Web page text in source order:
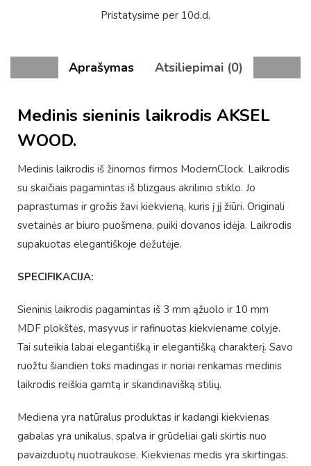
Pristatysime per 10d.d.
Aprašymas Atsiliepimai (0)
Medinis sieninis laikrodis AKSEL
WOOD.
Medinis laikrodis iš žinomos firmos ModernClock. Laikrodis
su skaičiais pagamintas iš blizgaus akrilinio stiklo. Jo
paprastumas ir grožis žavi kiekvieną, kuris į jį žiūri. Originali
svetainės ar biuro puošmena, puiki dovanos idėja. Laikrodis
supakuotas elegantiškoje dėžutėje.
SPECIFIKACIJA:
Sieninis laikrodis pagamintas iš 3 mm ąžuolo ir 10 mm
MDF plokštės, masyvus ir rafinuotas kiekviename colyje.
Tai suteikia labai elegantišką ir elegantišką charakterį. Savo
ruožtu šiandien toks madingas ir noriai renkamas medinis
laikrodis reiškia gamtą ir skandinavišką stilių.
Mediena yra natūralus produktas ir kadangi kiekvienas
gabalas yra unikalus, spalva ir grūdeliai gali skirtis nuo
pavaizduotų nuotraukose. Kiekvienas medis yra skirtingas.